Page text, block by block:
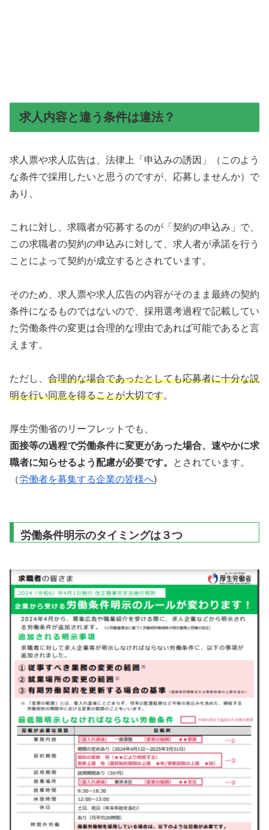
求人内容と違う条件は違法？
求人票や求人広告は、法律上「申込みの誘因」（このよう
な条件で採用したいと思うのですが、応募しませんか）で
あり、
これに対し、求職者が応募するのが「契約の申込み」で、
この求職者の契約の申込みに対して、求人者が承諾を行う
ことによって契約が成立するとされています。
そのため、求人票や求人広告の内容がそのまま最終の契約
条件になるものではないので、採用選考過程で記載してい
た労働条件の変更は合理的な理由であれば可能であると言
えます。
ただし、 合理的な場合であったとしても応募者に十分な説
明を行い同意を得ることが大切です。
厚生労働省のリーフレットでも、
面接等の過程で労働条件に変更があった場合、速やかに求
職者に知らせるよう配慮が必要です。
とされています。
（労働者を募集する企業の皆様へ)
労働条件明示のタイミングは３つ